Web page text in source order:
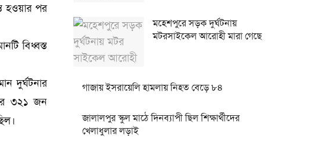
হওয়ার পর
বিধ্বস্ত
দুর্ঘটনার
৩২১ জন
মহেশপুরে সড়ক দুর্ঘটনায়
মটরসাইকেল আরোহী মারা গেছে
গাজায় ইসরায়েলি হামলায় নিহত বেড়ে ৮৪
জালালপুর স্কুল মাঠে দিনব্যাপী ছিল শিক্ষার্থীদের
খেলাধুলার লড়াই